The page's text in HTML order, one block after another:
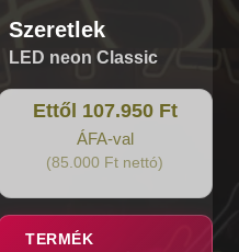
Szeretlek
LED neon Classic
Ettől 107.950 Ft
ÁFA-val
(85.000 Ft nettó)
TERMÉK